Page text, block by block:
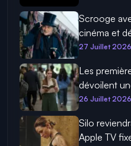
Scrooge
cinéma et
27 Juillet 2026
Les
dévoilent
26 Juillet 2026
Silo
Apple TV